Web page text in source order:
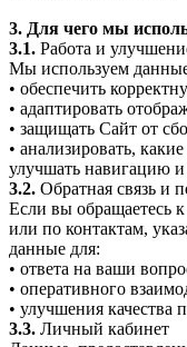
3. Для чего мы
3.1. Работа и
Мы используем
• обеспечить
• адаптировать
• защищать Сайт от
• анализировать,
улучшать навигацию
3.2. Обратная связь и
Если вы обращаетесь
или по контактам,
данные для:
• ответа на ваши
• оперативного
• улучшения качества
3.3. Личный кабинет